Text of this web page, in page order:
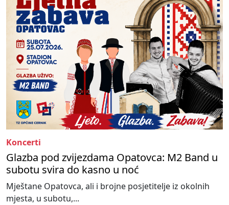
Koncerti
Glazba pod zvijezdama Opatovca: M2 Band u
subotu svira do kasno u noć
Mještane Opatovca, ali i brojne posjetitelje iz okolnih
mjesta, u subotu,...